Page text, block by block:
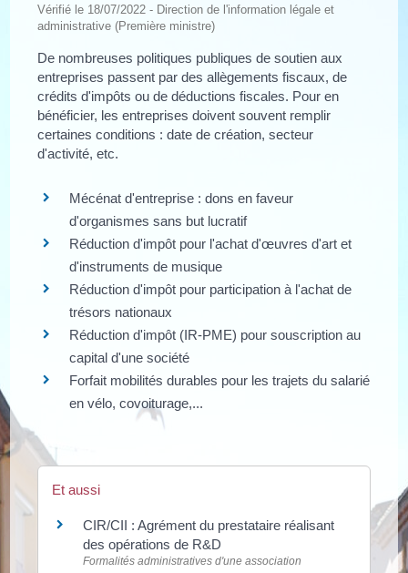
Vérifié le 18/07/2022 - Direction de l'information légale et
administrative (Première ministre)
De nombreuses politiques publiques de soutien aux
entreprises passent par des allègements fiscaux, de
crédits d'impôts ou de déductions fiscales. Pour en
bénéficier, les entreprises doivent souvent remplir
certaines conditions : date de création, secteur
d'activité, etc.
Mécénat d'entreprise : dons en faveur
d'organismes sans but lucratif
Réduction d'impôt pour l'achat d'œuvres d'art et
d'instruments de musique
Réduction d'impôt pour participation à l'achat de
trésors nationaux
Réduction d'impôt (IR-PME) pour souscription au
capital d'une société
Forfait mobilités durables pour les trajets du salarié
en vélo, covoiturage,...
Et aussi
CIR/CII : Agrément du prestataire réalisant
des opérations de R&D
Formalités administratives d'une association